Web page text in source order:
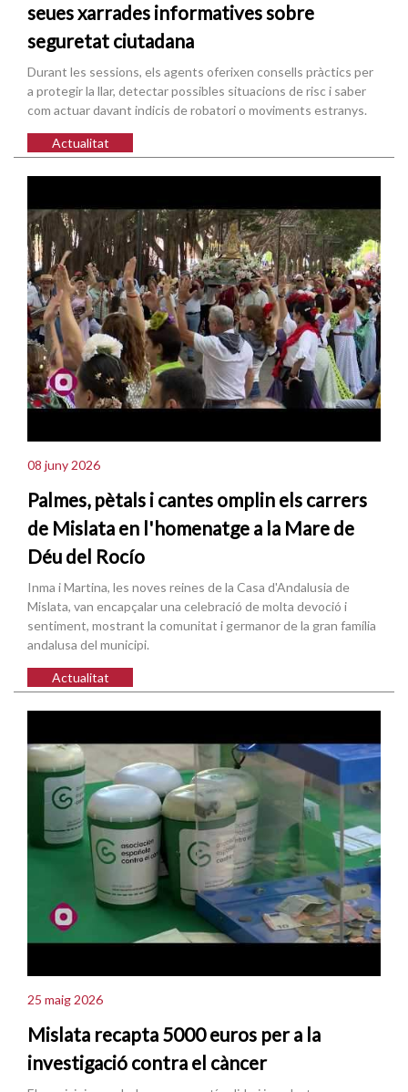
seues xarrades informatives sobre
seguretat ciutadana
Durant les sessions, els agents oferixen consells pràctics per
a protegir la llar, detectar possibles situacions de risc i saber
com actuar davant indicis de robatori o moviments estranys.
Actualitat
08 juny 2026
Palmes, pètals i cantes omplin els carrers
de Mislata en l'homenatge a la Mare de
Déu del Rocío
Inma i Martina, les noves reines de la Casa d'Andalusia de
Mislata, van encapçalar una celebració de molta devoció i
sentiment, mostrant la comunitat i germanor de la gran família
andalusa del municipi.
Actualitat
25 maig 2026
Mislata recapta 5000 euros per a la
investigació contra el càncer